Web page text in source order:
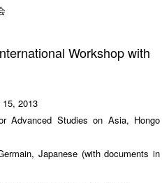
Workshop with
2013
Advanced Studies on Asia, Hongo
Japanese (with documents in